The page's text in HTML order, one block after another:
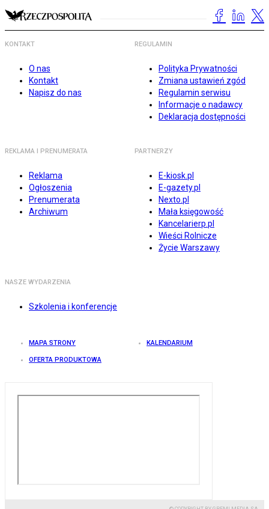
KONTAKT
O nas
Kontakt
Napisz do nas
REGULAMIN
Polityka Prywatności
Zmiana ustawień zgód
Regulamin serwisu
Informacje o nadawcy
Deklaracja dostępności
REKLAMA I PRENUMERATA
Reklama
Ogłoszenia
Prenumerata
Archiwum
PARTNERZY
E-kiosk.pl
E-gazety.pl
Nexto.pl
Mała księgowość
Kancelarierp.pl
Wieści Rolnicze
Życie Warszawy
NASZE WYDARZENIA
Szkolenia i konferencje
MAPA STRONY KALENDARIUM
OFERTA PRODUKTOWA